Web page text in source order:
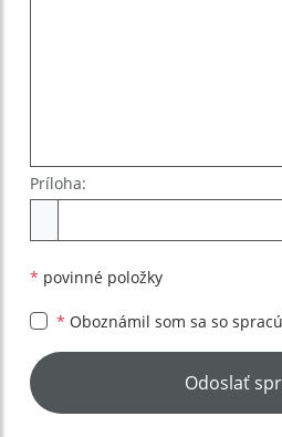
Príloha:
* povinné položky
* Oboznámil som sa so
Google reCaptcha Response
Odoslať